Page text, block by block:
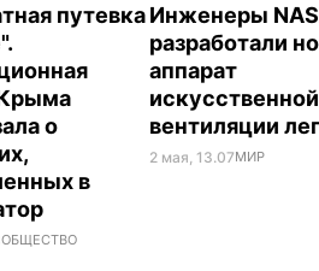
путевка
о
в
ОБЩЕСТВО
Инженеры
разработали
аппарат
искусственной
вентиляции
2 мая, 13.07МИР